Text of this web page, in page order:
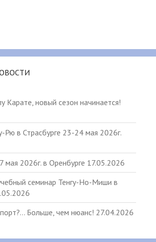
Карате, новый сезон начинается!
Рю в Страсбурге 23-24 мая 2026г.
мая 2026г. в Оренбурге 17.05.2026
семинар Тенгу-Но-Миши в
Больше, чем нюанс! 27.04.2026